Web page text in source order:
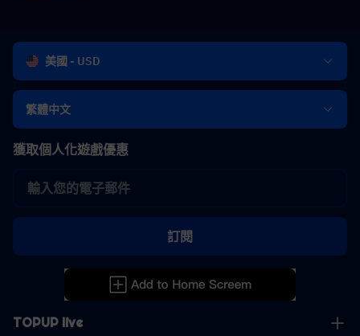
美國 - USD
繁體中文
TOPUP live
獲取個人化遊戲優惠
訂閱